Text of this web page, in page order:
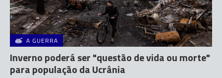
A GUERRA
Inverno poderá ser "questão de vida ou morte"
para população da Ucrânia